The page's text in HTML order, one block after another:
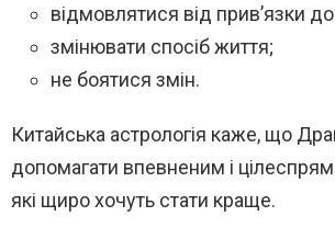
відмовлятися від прив’язки
змінювати спосіб життя;
не боятися змін.
Китайська астрологія каже, що
допомагати впевненим і
які щиро хочуть стати краще.